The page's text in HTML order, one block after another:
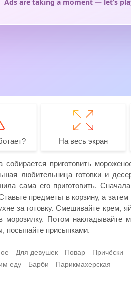
На весь экран
собирается приготовить
любительница готовки и
сама его приготовить.
предметы в корзину, а
за готовку. Смешивайте крем,
Потом накладывайте
посыпайте присыпками.
Для девушек Повар Причёски
еду Барби Парикмахерская